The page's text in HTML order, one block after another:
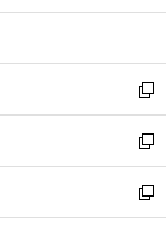
開
ウ
開
く
ン
ウ
で
開
く
ウ
ン
ド
ウ
で
開
く
新
し
い
ウ
ィ
ン
新
し
い
ウ
新
し